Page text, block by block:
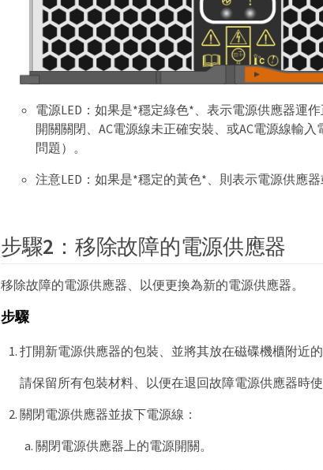
電源LED：如果是*穩定綠色*、表示電源供應器運
開關關閉、AC電源線未正確安裝、或AC電源線輸
問題）。
注意LED：如果是*穩定的黃色*、則表示電源供應器
步驟2：移除故障的電源供應器
移除故障的電源供應器、以便更換為新的電源供應器。
步驟
打開新電源供應器的包裝、並將其放在磁碟機櫃附近的
請保留所有包裝材料、以便在退回故障電源供應器時使
關閉電源供應器並拔下電源線：
關閉電源供應器上的電源開關。